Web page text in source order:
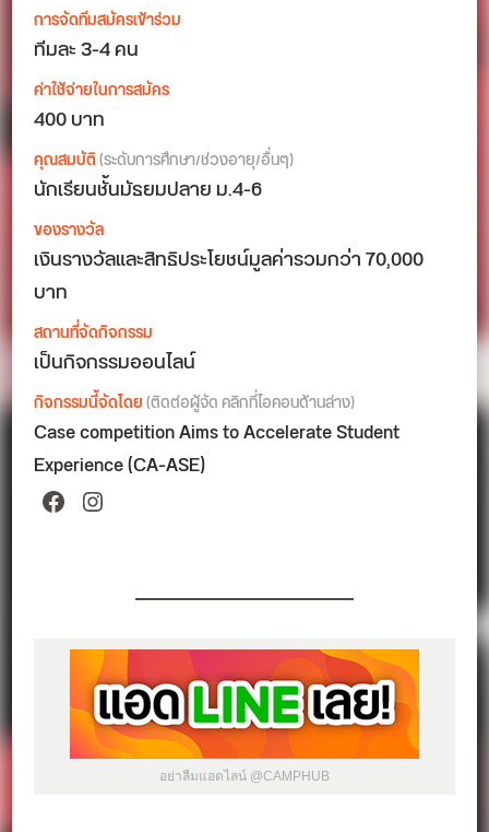
การจัดทีมสมัครเข้าร่วม
ทีมละ 3-4 คน
ค่าใช้จ่ายในการสมัคร
400 บาท
คุณสมบัติ(ระดับการศึกษา/ช่วงอายุ/อื่นๆ)
นักเรียนชั้นมัธยมปลาย ม.4-6
ของรางวัล
เงินรางวัลและสิทธิประโยชน์มูลค่ารวมกว่า 70,000
บาท
สถานที่จัดกิจกรรม
เป็นกิจกรรมออนไลน์
กิจกรรมนี้จัดโดย(ติดต่อผู้จัด คลิกที่ไอคอนด้านล่าง)
Case competition Aims to Accelerate Student
Experience (CA-ASE)
Facebook
Instagram
อย่าลืมแอดไลน์ @CAMPHUB